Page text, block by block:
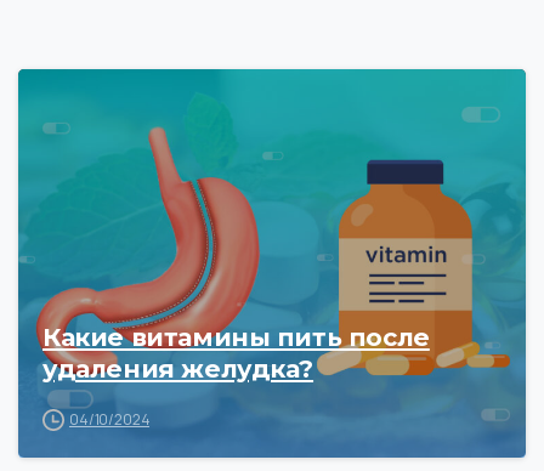
Какие витамины пить после
удаления желудка?
04/10/2024